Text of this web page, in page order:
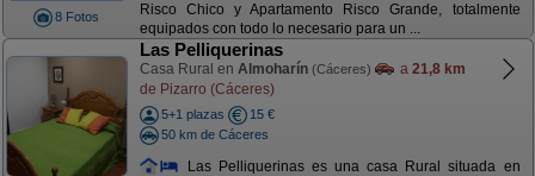
8 Fotos
Risco Chico y Apartamento Risco Grande, totalmente
equipados con todo lo necesario para un ...
Las Pelliquerinas
Casa Rural en Almoharín (Cáceres) a 21,8 km
de Pizarro (Cáceres)
5+1 plazas
15 €
50 km de Cáceres
Las Pelliquerinas es una casa Rural situada en